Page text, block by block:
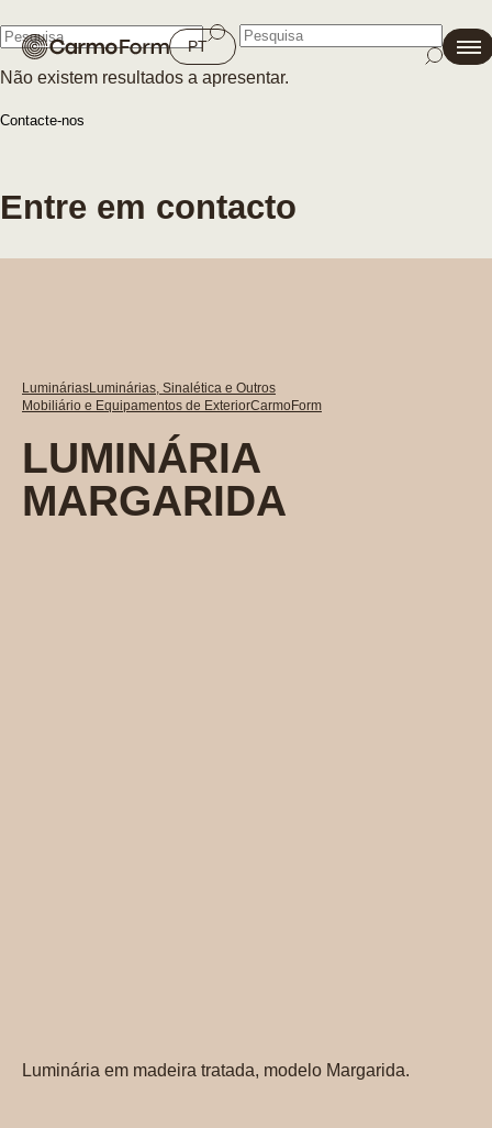
PT
Não existem resultados a apresentar.
Contacte-nos
Fechar
Entre em contacto
LumináriasLuminárias, Sinalética e Outros
Mobiliário e Equipamentos de ExteriorCarmoForm
LUMINÁRIA
MARGARIDA
Luminária em madeira tratada, modelo Margarida.